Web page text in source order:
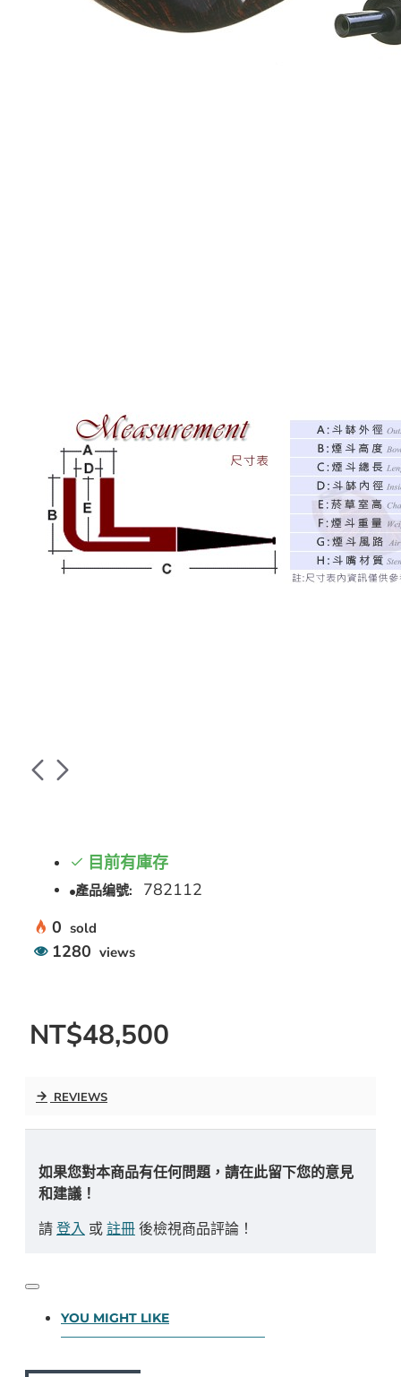
目前有庫存
產品编號:
782112
0 sold
1280 views
NT$48,500
REVIEWS
如果您對本商品有任何問題，請在此留下您的意見
和建議！
請登入 或註冊後檢視商品評論！
YOU MIGHT LIKE